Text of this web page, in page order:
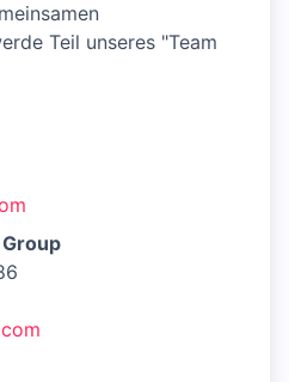
Teil unseres "Team